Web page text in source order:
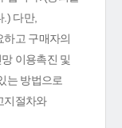
다만,
하고 구매자의
이용촉진 및
는 방법으로
지절차와